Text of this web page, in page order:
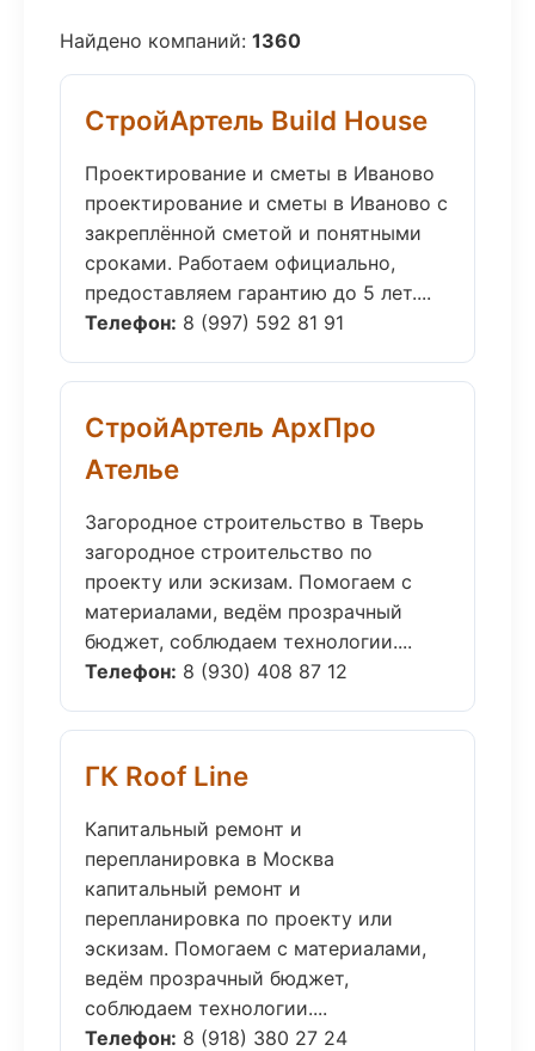
Найдено компаний: 1360
СтройАртель Build House
Проектирование и сметы в Иваново
проектирование и сметы в Иваново с
закреплённой сметой и понятными
сроками. Работаем официально,
предоставляем гарантию до 5 лет....
Телефон: 8 (997) 592 81 91
СтройАртель АрхПро
Ателье
Загородное строительство в Тверь
загородное строительство по
проекту или эскизам. Помогаем с
материалами, ведём прозрачный
бюджет, соблюдаем технологии....
Телефон: 8 (930) 408 87 12
ГК Roof Line
Капитальный ремонт и
перепланировка в Москва
капитальный ремонт и
перепланировка по проекту или
эскизам. Помогаем с материалами,
ведём прозрачный бюджет,
соблюдаем технологии....
Телефон: 8 (918) 380 27 24